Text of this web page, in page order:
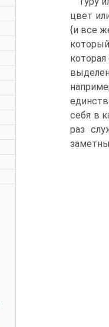
цвет
{и все
себя в
раз